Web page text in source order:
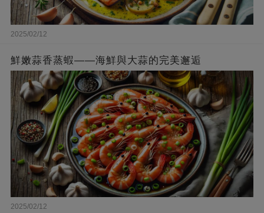
2025/02/12
鮮嫩蒜香蒸蝦——海鮮與大蒜的完美邂逅
2025/02/12